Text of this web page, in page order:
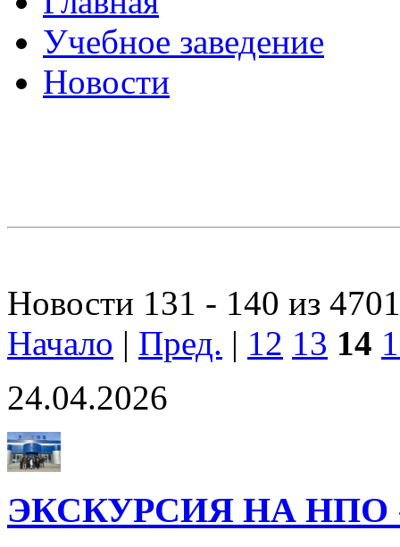
Учебное заведение
Новости
Новости 131 - 140 из 4701
Начало | Пред. | 12 13 14
24.04.2026
ЭКСКУРСИЯ НА НПО